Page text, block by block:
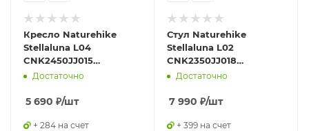
Кресло Naturehike
Stellaluna L04
CNK2450JJ015
складное коричневый
Достаточно
5 690 ₽/шт
+ 284 на счет
Стул Naturehike
Stellaluna L02
CNK2350JJ018
складной оранжевый
Достаточно
7 990 ₽/шт
+ 399 на счет